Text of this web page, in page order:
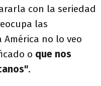
con la seriedad
las
América no lo veo
o que nos
.